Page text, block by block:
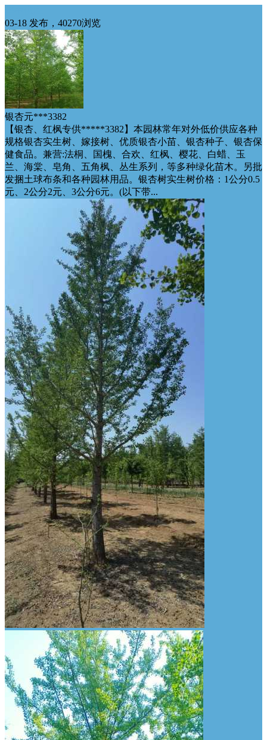
03-18 发布，40270浏览
银杏元***3382
【银杏、红枫专供*****3382】本园林常年对外低价供应各种
规格银杏实生树、嫁接树、优质银杏小苗、银杏种子、银杏保
健食品。兼营:法桐、国槐、合欢、红枫、樱花、白蜡、玉
兰、海棠、皂角、五角枫、丛生系列，等多种绿化苗木。另批
发捆土球布条和各种园林用品。银杏树实生树价格：1公分0.5
元、2公分2元、3公分6元。(以下带...